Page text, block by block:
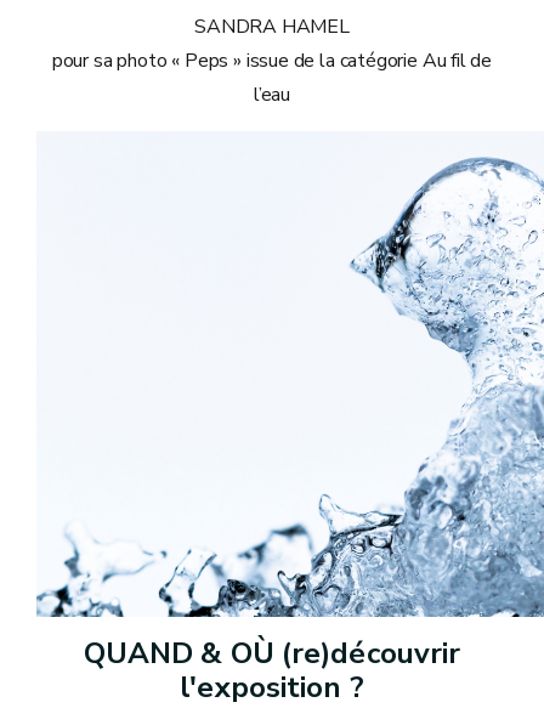
SANDRA HAMEL
pour sa photo « Peps » issue de la catégorie Au fil de
l’eau
QUAND & OÙ (re)découvrir
l'exposition ?